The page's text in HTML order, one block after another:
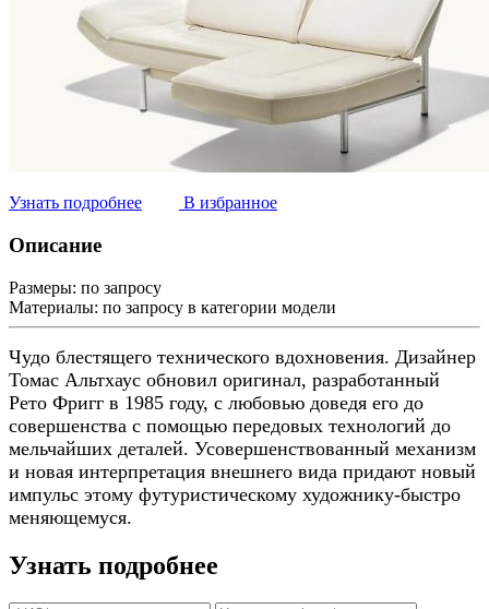
Узнать подробнее В избранное
Описание
Размеры: по запросу
Материалы: по запросу в категории модели
Чудо блестящего технического вдохновения. Дизайнер
Томас Альтхаус обновил оригинал, разработанный
Рето Фригг в 1985 году, с любовью доведя его до
совершенства с помощью передовых технологий до
мельчайших деталей. Усовершенствованный механизм
и новая интерпретация внешнего вида придают новый
импульс этому футуристическому художнику-быстро
меняющемуся.
Узнать подробнее